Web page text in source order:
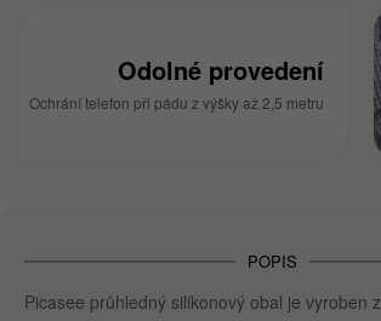
Odolné provedení
Ochrání telefon při pádu z výšky až 2,5 metru
POPIS
Picasee průhledný silikonový obal je vyroben z